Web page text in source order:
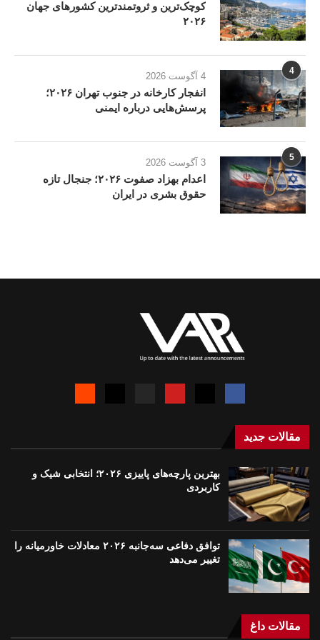
کوچک‌ترین و ثروتمندترین کشورهای جهان
۲۰۲۶
4 4 آگوست 2026
انفجار کارخانه در جنوب تهران ۲۰۲۶؛
پرسش‌هایی درباره ایمنی
5 3 آگوست 2026
اعدام بهزاد صفوت ۲۰۲۶؛ جنجال تازه
حقوق بشری در ایران
مقالات جدید
بهترین پارچه‌های پاییزی ۲۰۲۶؛ انتخابی شیک و
کاربردی
توافق دفاعی سه‌جانبه ۲۰۲۶ معادلات خاورمیانه را
تغییر می‌دهد
مقالات داغ